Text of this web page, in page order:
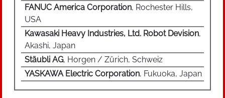
Förderstrecke gestattet es, eine Karosserie in
der Förderbewegung zu beschichten.
Zusätzlich können speziell ausgestattete
Handhabungsroboter erforderlich sein, um
Karosserieteile wie Türen und Hauben während
des Lackierprozesses zu öffnen und zu
schließen.
Die Programmierung kann über das Teach-in
FANUC America Corporation, Rochester Hills,
USA
Kawasaki Heavy Industries, Ltd. Robot Devision,
Akashi, Japan
Stäubli AG, Horgen / Zürich, Schweiz
YASKAWA Electric Corporation, Fukuoka, Japan